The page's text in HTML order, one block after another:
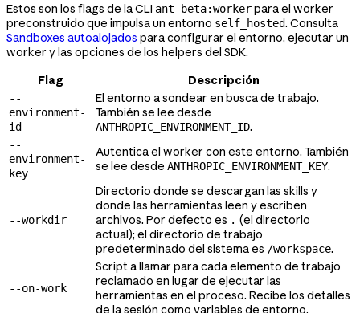
Estos son los flags de la CLI ant beta:workerpara el worker
preconstruido que impulsa un entorno self_hosted. Consulta
Sandboxes autoalojados para configurar el entorno, ejecutar un
worker y las opciones de los helpers del SDK.
Flag
Descripción
--
environment-
id
El entorno a sondear en busca de trabajo.
También se lee desde
ANTHROPIC_ENVIRONMENT_ID.
--
environment-
key
Autentica el worker con este entorno. También
se lee desde ANTHROPIC_ENVIRONMENT_KEY.
--workdir
Directorio donde se descargan las skills y
donde las herramientas leen y escriben
archivos. Por defecto es . (el directorio
actual); el directorio de trabajo
predeterminado del sistema es /workspace.
--on-work
Script a llamar para cada elemento de trabajo
reclamado en lugar de ejecutar las
herramientas en el proceso. Recibe los detalles
de la sesión como variables de entorno.